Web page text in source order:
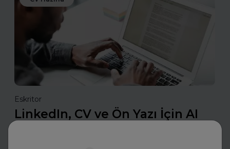
Eskritor
LinkedIn, CV ve Ön Yazı İçin AI